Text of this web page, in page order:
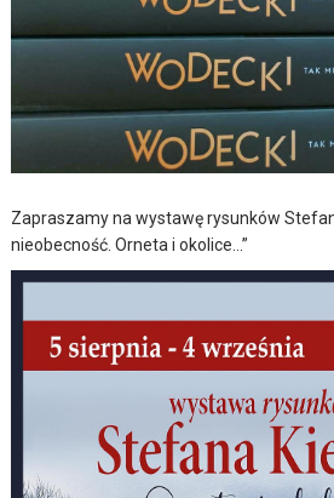
Zapraszamy na wystawę rysunków
nieobecność. Orneta i okolice…”